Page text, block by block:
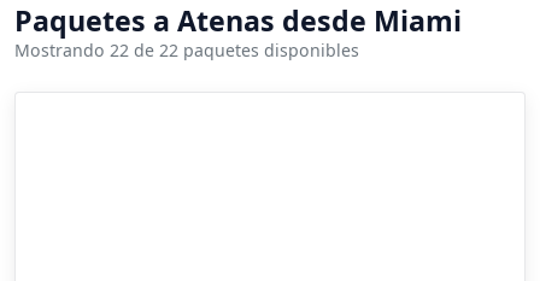
Paquetes a Atenas desde Miami
Mostrando 22 de 22 paquetes disponibles